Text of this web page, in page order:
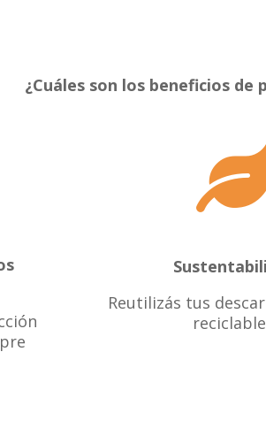
¿Cuáles son los beneficios
Reutilizás tus